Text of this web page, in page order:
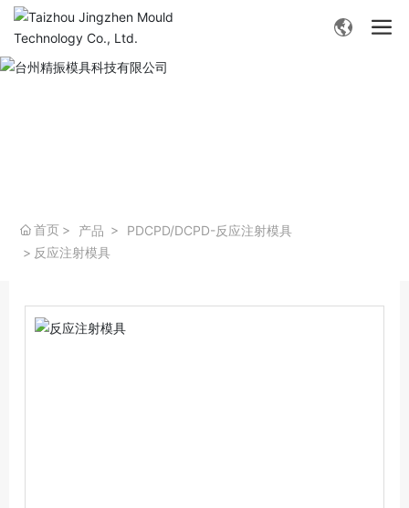
- 产品中心 -
首页 产品
PDCPD/DCPD-反应注射模具
反应注射模具